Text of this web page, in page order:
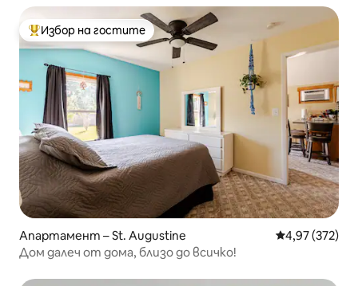
Най-популярен избор на гостите
Избор на гостите
Апартамент – St. Augustine Средна
4,97 (372)
Дом далеч от дома, близо до всичко!